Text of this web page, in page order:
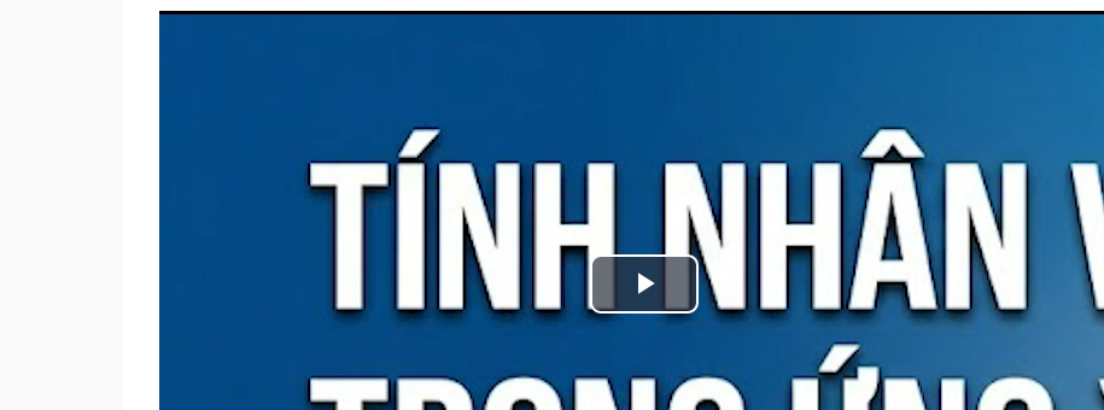
Play
Video